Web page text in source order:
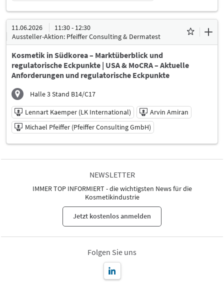
10.06.2026 | 15:30 - 16:00
Michael Pfeiffer (Pfeiffer Consulting GmbH)
Referent
Sprache
Deutsch
11.06.2026
11:30 - 12:30
Aussteller-Aktion: Pfeiffer Consulting & Dermatest
Kosmetik in Südkorea – Marktüberblick und
regulatorische Eckpunkte | USA & MoCRA – Aktuelle
Anforderungen und regulatorische Eckpunkte
Halle 3 Stand B14/C17
Lennart Kaemper (LK International)
Arvin Amiran
Michael Pfeiffer (Pfeiffer Consulting GmbH)
Arvin Amiran
Michael Pfeiffer (Pfeiffer Consulting GmbH)
NEWSLETTER
IMMER TOP INFORMIERT - die wichtigsten News für die
Kosmetikindustrie
Jetzt kostenlos anmelden
Folgen Sie uns